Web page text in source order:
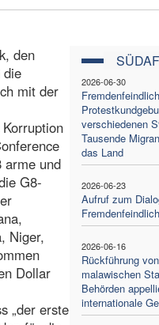
2026-06-30
verschiedenen
Tausende
das Land
2026-06-23
Aufruf zum
2026-06-16
Rückführung
malawischen
Behörden
internationale
den
die
mit der
arme und
G8-
Niger,
Dollar
„der erste